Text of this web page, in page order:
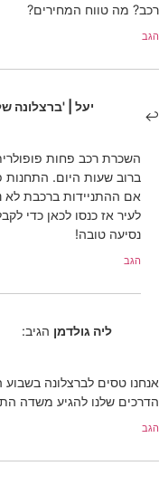
רכב? מה טווח המחירים?
הגב
יעל | 'ברצלונה
השכרת רכב פחות
ברוב שעות היום. התחנות
אם ההתניידות ברכבת לא
לעיר אז כנסו לכאן כדי
נסיעה טובה!
הגב
ליה גולדמן הגיב:
אנחנו טסים לברצלונה
הדרכים שלנו להגיע משדה
הגב